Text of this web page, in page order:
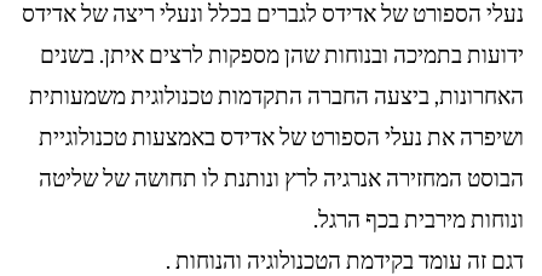
נעלי הספורט של אדידס לגברים בכלל ונעלי ריצה של אדידס
ידועות בתמיכה ובנוחות שהן מספקות לרצים איתן. בשנים
האחרונות, ביצעה החברה התקדמות טכנולוגית משמעותית
ושיפרה את נעלי הספורט של אדידס באמצעות טכנולוגיית
הבוסט המחזירה אנרגיה לרץ ונותנת לו תחושה של שליטה
ונוחות מירבית בכף הרגל.
דגם זה עומד בקידמת הטכנולוגיה והנוחות .